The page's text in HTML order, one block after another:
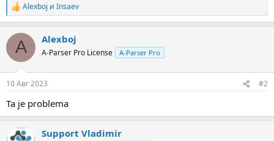
Р
е
к
и
Alexboj и Insaev
A Alexboj
A-Parser Pro License A-Parser Pro
10 Авг 2023 #2
Ta je problema
Support Vladimir